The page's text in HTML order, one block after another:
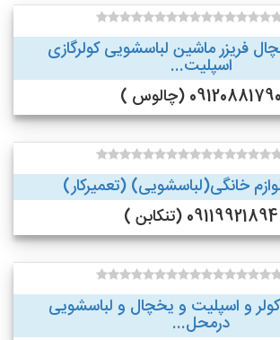
فریزر ماشین لباسشویی کولرگازی
اسپلیت...
09120881790 (چالوس )
خانگی(لباسشویی) (تعمیرکار)
09119921894 (تنکابن )
کولر و اسپلیت و یخچال و لباسشویی
درمحل...